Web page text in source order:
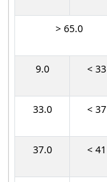
> 65.0
9.0 < 33
33.0 < 37
37.0 < 41